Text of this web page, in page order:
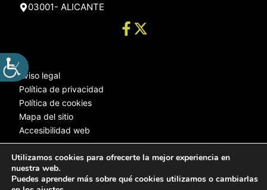
03001- ALICANTE
Aviso legal
Política de privacidad
Política de cookies
Mapa del sitio
Accesibilidad web
© 2025 Web desarrollada por el Servicio de Informática de Diputación
Utilizamos cookies para ofrecerte la mejor experiencia en
nuestra web.
Puedes aprender más sobre qué cookies utilizamos o cambiarlas